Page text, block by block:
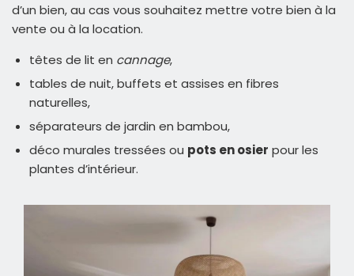
d’un bien, au cas vous souhaitez mettre votre bien à la
vente ou à la location.
têtes de lit en cannage,
tables de nuit, buffets et assises en fibres
naturelles,
séparateurs de jardin en bambou,
déco murales tressées ou pots en osier pour les
plantes d’intérieur.